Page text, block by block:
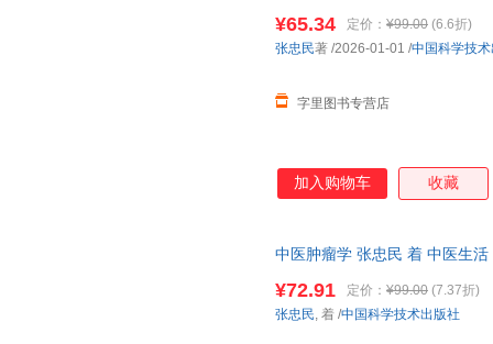
¥65.34 定价： ¥99.00 (6.6折)
字里图书专营店
张忠民著 /2026-01-01 /中国科学技
加入购物车 收藏
中医肿瘤学 张忠民 着 中医生
¥72.91 定价： ¥99.00 (7.37折)
张忠民, 着 /中国科学技术出版社